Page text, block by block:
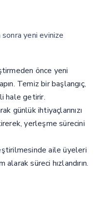
yeni evinize
önce yeni
Temiz bir başlangıç,
hale getirir.
günlük ihtiyaçlarınızı
yerleşme sürecini
aile üyeleri
alarak süreci hızlandırın.